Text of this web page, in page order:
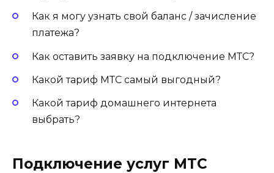
Как я могу узнать свой баланс / зачисление
платежа?
Как оставить заявку на подключение МТС?
Какой тариф МТС самый выгодный?
Какой тариф домашнего интернета
выбрать?
Подключение услуг МТС